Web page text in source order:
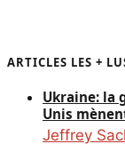
ARTICLES LES +
Ukraine: la
Unis
Jeffrey